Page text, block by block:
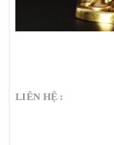
LIÊN HỆ :